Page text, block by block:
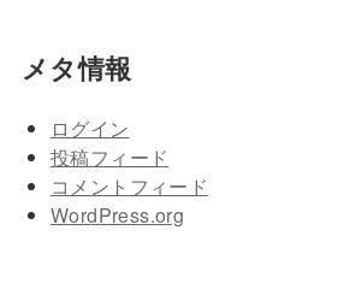
メタ情報
ログイン
投稿フィード
コメントフィード
WordPress.org